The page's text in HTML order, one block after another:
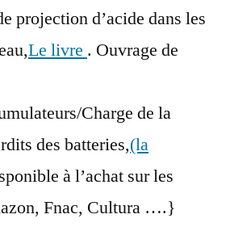
projection d’acide dans les
Le livre . Ouvrage de
Charge de la
des batteries,(la
à l’achat sur les
Fnac, Cultura ….}